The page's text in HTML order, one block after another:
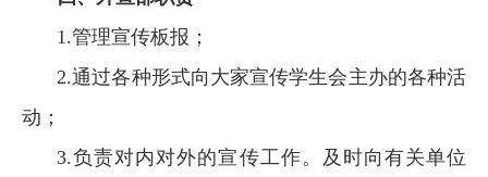
1.管理宣传板报；
2.通过各种形式向大家宣传学生会主办的各种活
动；
3.负责对内对外的宣传工作。及时向有关单位